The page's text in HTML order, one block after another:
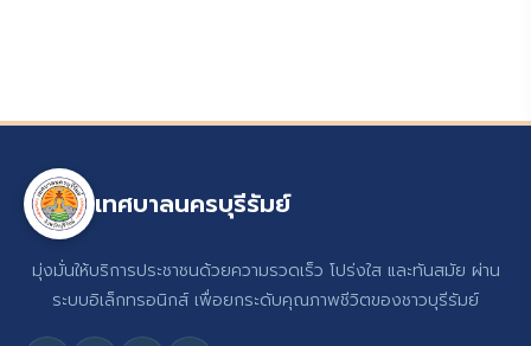
เทศบาลนครบุรีรัมย์
มุ่งมั่นให้บริการประชาชนด้วยความรวดเร็ว โปร่งใส และทันสมัย ผ่าน
ระบบอิเล็กทรอนิกส์ เพื่อยกระดับคุณภาพชีวิตของชาวบุรีรัมย์